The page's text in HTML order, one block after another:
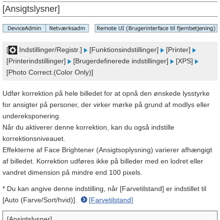
[Ansigtslysner]
[ Indstillinger/Registr.] [Funktionsindstillinger]
[Printer]
[Printerindstillinger]
[Brugerdefinerede indstillinger]
[XPS]
[Photo Correct.(Color Only)]
Udfør korrektion på hele billedet for at opnå den ønskede lysstyrke
for ansigter på personer, der virker mørke på grund af modlys eller
undereksponering.
Når du aktiverer denne korrektion, kan du også indstille
korrektionsniveauet.
Effekterne af Face Brightener (Ansigtsoplysning) varierer afhængigt
af billedet. Korrektion udføres ikke på billeder med en lodret eller
vandret dimension på mindre end 100 pixels.
* Du kan angive denne indstilling, når [Farvetilstand] er indstillet til
[Auto (Farve/Sort/hvid)].
[Farvetilstand]